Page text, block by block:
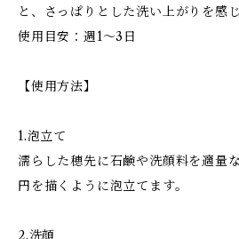
と、さっぱりとした洗い上がりを感
使用目安：週1～3日
【使用方法】
1.泡立て
濡らした穂先に石鹸や洗顔料を適量
円を描くように泡立てます。
2.洗顔